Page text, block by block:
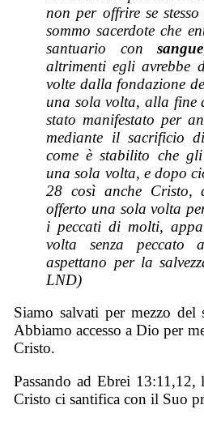
non per offrire se
sommo sacerdote che
santuario consangue
altrimenti egli avrebbe
volte dalla fondazione
una sola volta, alla fine
stato manifestato per
mediante il sacrificio
come è stabilito che
una sola volta, e dopo
28 così anche Cristo,
offerto una sola volta
i peccati di molti,
volta senza
aspettano per la
LND)
Siamo salvati per mezzo del
Abbiamo accesso a Dio per
Cristo.
Passando ad Ebrei
Cristo ci santifica con il Suo